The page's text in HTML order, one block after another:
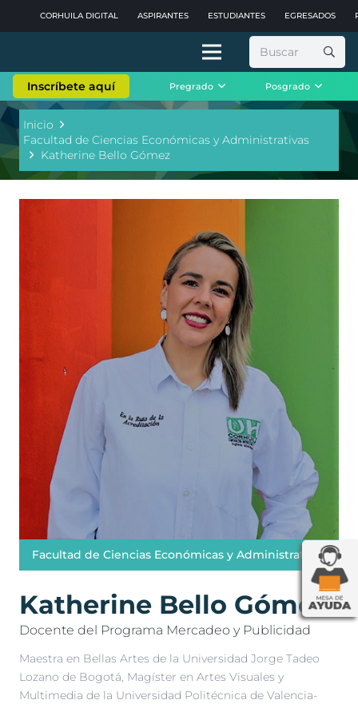
CORHUILA DIGITAL ASPIRANTES ESTUDIANTES EGRESADOS
Buscar:
Inscríbete aquí Pregrado Posgrado
Inicio
Facultad de Ciencias Económicas y Administrativas
Katherine Bello Gómez
Facultad de Ciencias Económicas y Administrativas
Katherine Bello Gómez
Docente del Programa Mercadeo y Publicidad
Maestra en Bellas Artes de la Universidad Jorge Tadeo
Lozano de Bogotá, Magíster en Artes Visuales y
Multimedia de la Universidad Politécnica de Valencia-